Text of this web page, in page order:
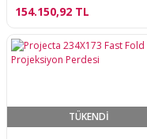
154.150,92 TL
TÜKENDİ